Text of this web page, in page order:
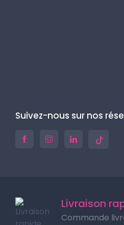
Suivez-nous sur nos
Livraison
Commande